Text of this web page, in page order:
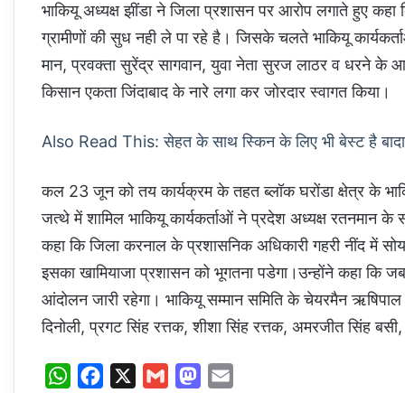
भाकियू अध्यक्ष झींडा ने जिला प्रशासन पर आरोप लगाते हुए
ग्रामीणों की सुध नही ले पा रहे है। जिसके चलते भाकियू
मान, प्रवक्ता सुरेंद्र सागवान, युवा नेता सुरज लाठर व धरने
किसान एकता जिंदाबाद के नारे लगा कर जोरदार स्वागत किया।
Also Read This: सेहत के साथ स्किन के लिए भी बेस्ट है
कल 23 जून को तय कार्यक्रम के तहत ब्लॉक घरोंडा क्षेत्र के
जत्थे में शामिल भाकियू कार्यकर्ताओं ने प्रदेश अध्यक्ष रतनमान
कहा कि जिला करनाल के प्रशासनिक अधिकारी गहरी नींद में
इसका खामियाजा प्रशासन को भूगतना पडेगा।उन्होंने कहा कि
आंदोलन जारी रहेगा। भाकियू सम्मान समिति के चेयरमैन
दिनोली, प्रगट सिंह रत्तक, शीशा सिंह रत्तक, अमरजीत सिंह
W
M